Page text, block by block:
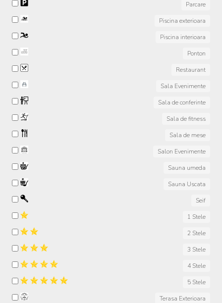
Parcare
Piscina exterioara
Piscina interioara
Ponton
Restaurant
Sala Evenimente
Sala de conferinte
Sala de fitness
Sala de mese
Salon Evenimente
Sauna umeda
Sauna Uscata
Seif
1 Stele
2 Stele
3 Stele
4 Stele
5 Stele
Terasa Exterioara